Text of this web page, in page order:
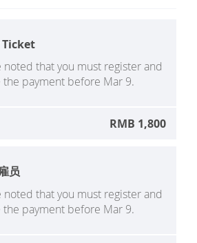
noted that you must register and
payment before Mar 9.
RMB 1,800
员
noted that you must register and
payment before Mar 9.